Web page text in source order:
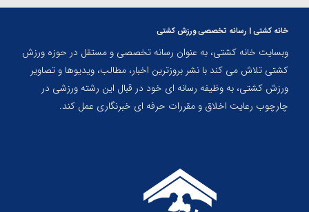
خانه کشتی | رسانه تخصصی ورزش کشتی
وبسایت خانه کشتی، به عنوان رسانه تخصصی و مستقل در حوزه ورزش
کشتی تلاش می کند با نشر بروزترین اخبار، مطالب، ویدیوها و تصاویر
ورزش کشتی، به وظیفه رسانه ای خود در قبال این رشته ورزشی در
چارچوب رعایت اخلاق و مقررات حرفه ای خبرنگاری عمل کند.